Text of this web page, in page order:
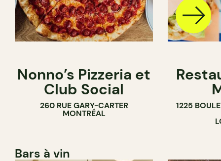
Nonno’s Pizzeria et
Club Social
260 RUE GARY-CARTER
MONTRÉAL
1225
Bars à vin